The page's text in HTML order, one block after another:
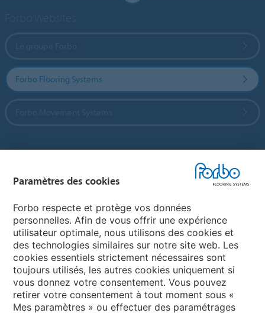
Forbo Flooring Systems
My Forbo
LEXIQUE
PLAN DU SITE
Paramètres des cookies
Forbo respecte et protège vos données
personnelles. Afin de vous offrir une expérience
utilisateur optimale, nous utilisons des cookies et
des technologies similaires sur notre site web. Les
cookies essentiels strictement nécessaires sont
toujours utilisés, les autres cookies uniquement si
vous donnez votre consentement. Vous pouvez
retirer votre consentement à tout moment sous «
Mes paramètres » ou effectuer des paramétrages